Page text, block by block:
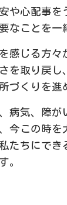
や心配事
なことを一
感じる方
を取り戻し
づくりを進
病気、障
今この時を
たちにでき
。